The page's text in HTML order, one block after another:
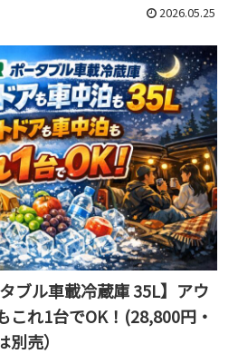
2026.05.25
タブル車載冷蔵庫 35L】アウ
これ1台でOK！(28,800円・
売）